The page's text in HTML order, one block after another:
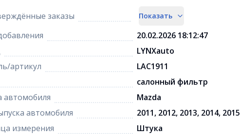
заказы Показать
20.02.2026 18:12:47
LYNXauto
артикул
LAC1911
салонный фильтр
автомобиля
Mazda
автомобиля
2011, 2012, 2013, 2014, 2015
измерения
Штука